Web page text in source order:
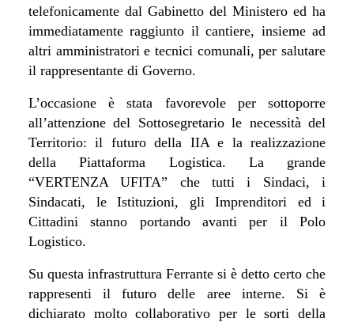
telefonicamente dal Gabinetto del Ministero ed ha
immediatamente raggiunto il cantiere, insieme ad
altri amministratori e tecnici comunali, per salutare
il rappresentante di Governo.
L’occasione è stata favorevole per sottoporre
all’attenzione del Sottosegretario le necessità del
Territorio: il futuro della IIA e la realizzazione
della Piattaforma Logistica. La grande
“VERTENZA UFITA” che tutti i Sindaci, i
Sindacati, le Istituzioni, gli Imprenditori ed i
Cittadini stanno portando avanti per il Polo
Logistico.
Su questa infrastruttura Ferrante si è detto certo che
rappresenti il futuro delle aree interne. Si è
dichiarato molto collaborativo per le sorti della